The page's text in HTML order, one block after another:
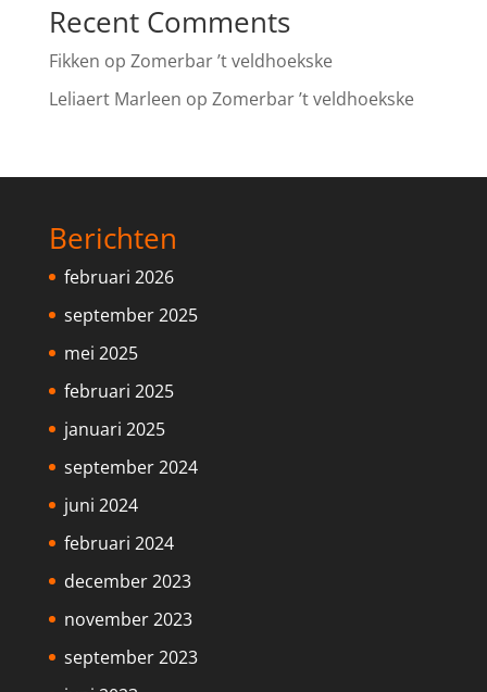
Recent Comments
Fikken op Zomerbar ’t veldhoekske
Leliaert Marleen op Zomerbar ’t veldhoekske
Berichten
februari 2026
september 2025
mei 2025
februari 2025
januari 2025
september 2024
juni 2024
februari 2024
december 2023
november 2023
september 2023